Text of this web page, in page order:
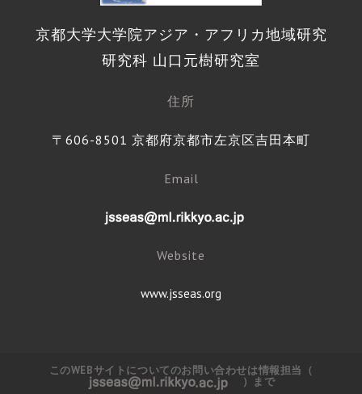
京都大学大学院アジア・アフリカ地域研究
研究科 山口元樹研究室
住所
〒606-8501 京都府京都市左京区吉田本町
Email
Website
www.jsseas.org
このWEBサイトについてのお問い合わせは情報担当（
）まで